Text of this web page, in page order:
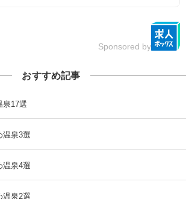
Sponsored by
おすすめ記事
泉17選
温泉3選
温泉4選
温泉2選